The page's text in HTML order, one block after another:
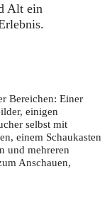
Alt ein
Bereichen: Einer
einigen
selbst mit
einem Schaukasten
und mehreren
Anschauen,